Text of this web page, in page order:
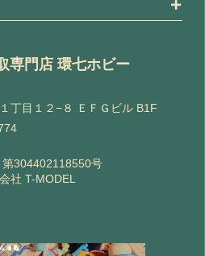
専門店 環七ホビー
丁目１２−８ ＥＦＧビル B1F
304402118550号
社 T-MODEL